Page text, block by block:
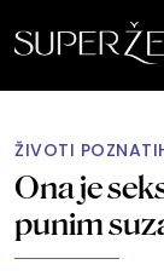
ŽIVOTI
Ona je
punim